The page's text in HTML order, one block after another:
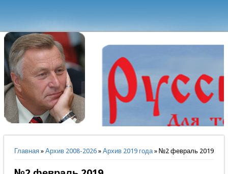
Вы здесь
Главная» Архив 2008-2026» Архив 2019 года» №2 февраль 2019